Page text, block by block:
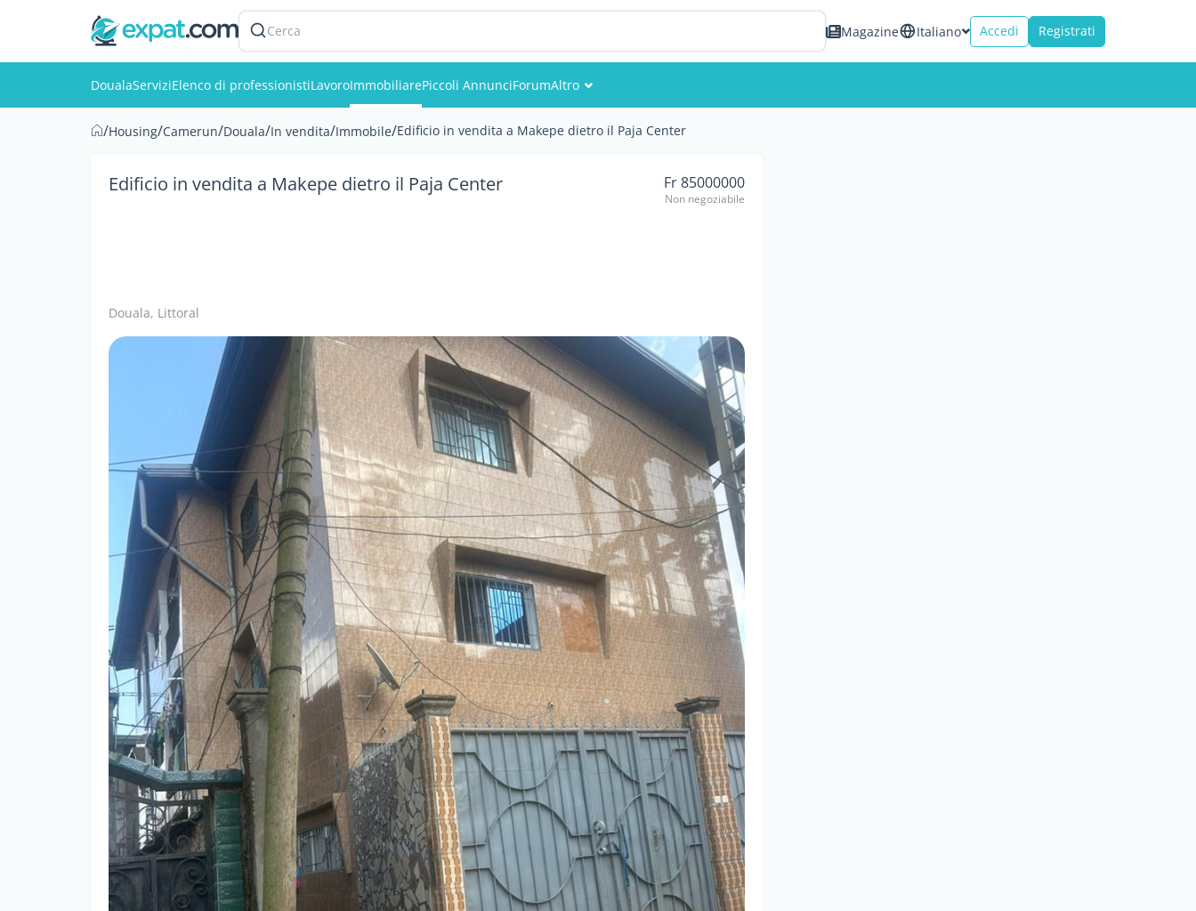
Cerca Magazine Italiano Accedi Registrati
DoualaServiziElenco di professionistiLavoroImmobiliarePiccoli AnnunciForumAltro
Eventi
/Housing/Camerun/Douala/In vendita/Immobile/Edificio in vendita a Makepe dietro il Paja Center
Edificio in vendita a Makepe dietro il Paja Center
Douala, Littoral
Fr 85000000
Non negoziabile